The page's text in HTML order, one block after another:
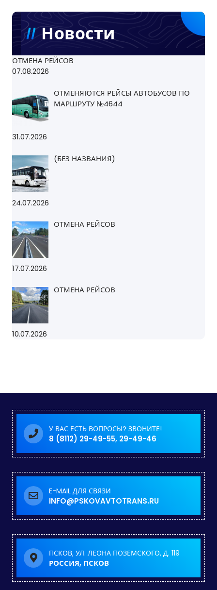
Новости
ОТМЕНА РЕЙСОВ
07.08.2026
ОТМЕНЯЮТСЯ РЕЙСЫ АВТОБУСОВ ПО
МАРШРУТУ №4644
31.07.2026
(БЕЗ НАЗВАНИЯ)
24.07.2026
ОТМЕНА РЕЙСОВ
17.07.2026
ОТМЕНА РЕЙСОВ
10.07.2026
У ВАС ЕСТЬ ВОПРОСЫ? ЗВОНИТЕ!
8 (8112) 29-49-55, 29-49-46
E-MAIL ДЛЯ СВЯЗИ
INFO@PSKOVAVTOTRANS.RU
ПСКОВ, УЛ. ЛЕОНА ПОЗЕМСКОГО, Д. 119
РОССИЯ, ПСКОВ